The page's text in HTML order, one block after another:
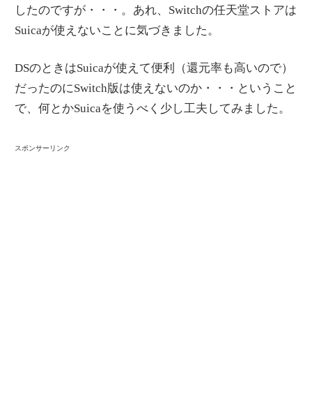
したのですが・・・。あれ、Switchの任天堂ストアは
Suicaが使えないことに気づきました。
DSのときはSuicaが使えて便利（還元率も高いので）
だったのにSwitch版は使えないのか・・・ということ
で、何とかSuicaを使うべく少し工夫してみました。
スポンサーリンク